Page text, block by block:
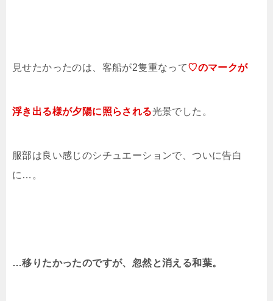
見せたかったのは、客船が2隻重なって♡のマークが
浮き出る様が夕陽に照らされる光景でした。
服部は良い感じのシチュエーションで、ついに告白
に…。
…移りたかったのですが、忽然と消える和葉。